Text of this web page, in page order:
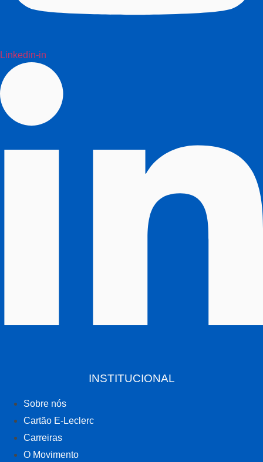
Linkedin-in
INSTITUCIONAL
Sobre nós
Cartão E-Leclerc
Carreiras
O Movimento